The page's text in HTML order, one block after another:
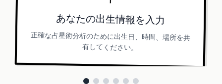
あなたの出生情報を入力
正確な占星術分析のために出生日、時間、場所を共
有してください。